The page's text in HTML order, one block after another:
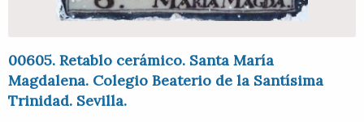
00605. Retablo cerámico. Santa María
Magdalena. Colegio Beaterio de la Santísima
Trinidad. Sevilla.